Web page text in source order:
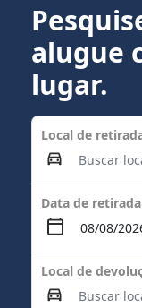
alugue
lugar.
Local de
Data de retirada
Local de